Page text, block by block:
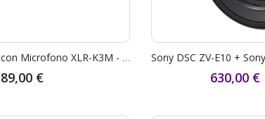
SONY kit adattatore con Microfono XLR-K3M - Garanzia Sony Italia 2 Anni
€ 630,00 €